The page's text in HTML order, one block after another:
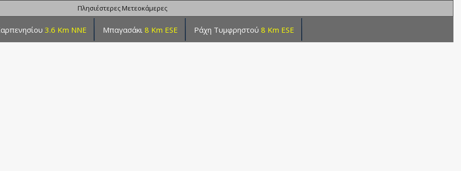
Πλησιέστερες Μετεοκάμερες
3.6 Km NNE Μπαγασάκι 8 Km ESE Ράχη Τυμφρηστού 8 Km ESE